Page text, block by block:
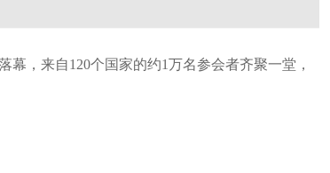
幕，来自120个国家的约1万名参会者齐聚一堂，